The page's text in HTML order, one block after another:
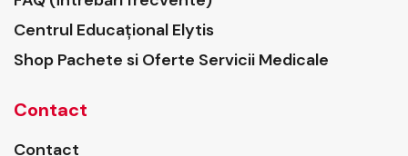
Centrul Educațional Elytis
Shop Pachete si Oferte Servicii Medicale
Contact
Contact